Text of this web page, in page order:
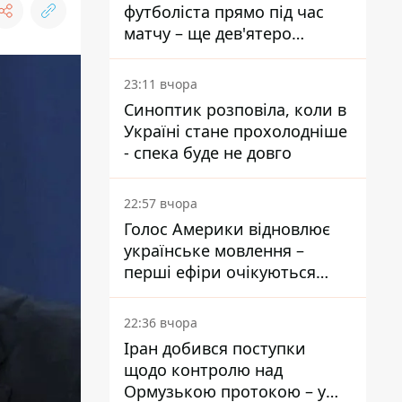
футболіста прямо під час
матчу – ще дев'ятеро
постраждали
23:11 вчора
Синоптик розповіла, коли в
Україні стане прохолодніше
- спека буде не довго
22:57 вчора
Голос Америки відновлює
українське мовлення –
перші ефіри очікуються
наступного тижня
22:36 вчора
Іран добився поступки
щодо контролю над
Ормузькою протокою – у